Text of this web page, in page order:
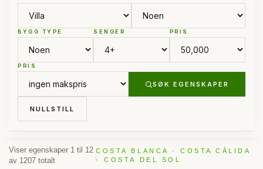
BYGG TYPE SENGER PRIS
PRIS
SØK EGENSKAPER
NULLSTILL
Viser egenskaper 1 til 12
av 1207 totalt
COSTA BLANCA · COSTA CÁLIDA
· COSTA DEL SOL